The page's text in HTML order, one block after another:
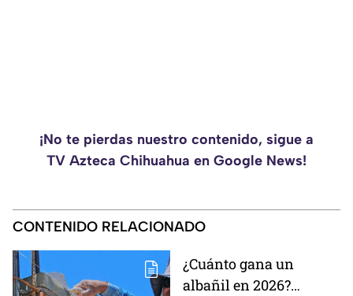
¡No te pierdas nuestro contenido, sigue a
TV Azteca Chihuahua en Google News!
CONTENIDO RELACIONADO
¿Cuánto gana un
albañil en 2026?